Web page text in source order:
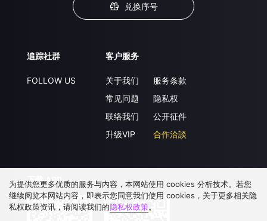
兑换序号
追踪社群
FOLLOW US
客户服务
关于我们
常见问题
联络我们
升级VIP
服务条款
隐私权
公开征件
合作洽談
下载 APP
为提供您更多优质的服务与内容，本网站使用 cookies 分析技术。若您
继续阅览本网站内容，即表示您同意我们使用 cookies，关于更多相关隐
私权政策资讯，请阅读我们的隐私权政策。